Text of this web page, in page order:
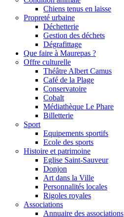
Chiens tenus en laisse
Propreté urbaine
Déchetterie
Gestion des déchets
Dégrafittage
Que faire à Maurepas ?
Offre culturelle
Théâtre Albert Camus
Café de la Plage
Conservatoire
Cobalt
Médiathèque Le Phare
Billetterie
Sport
Equipements sportifs
Ecole des sports
Histoire et patrimoine
Eglise Saint-Sauveur
Donjon
Art dans la Ville
Personnalités locales
Rigoles royales
Associations
Annuaire des associations